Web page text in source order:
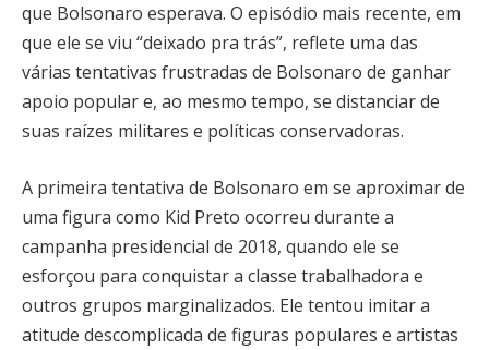
que Bolsonaro esperava. O episódio mais recente, em
que ele se viu “deixado pra trás”, reflete uma das
várias tentativas frustradas de Bolsonaro de ganhar
apoio popular e, ao mesmo tempo, se distanciar de
suas raízes militares e políticas conservadoras.
A primeira tentativa de Bolsonaro em se aproximar de
uma figura como Kid Preto ocorreu durante a
campanha presidencial de 2018, quando ele se
esforçou para conquistar a classe trabalhadora e
outros grupos marginalizados. Ele tentou imitar a
atitude descomplicada de figuras populares e artistas